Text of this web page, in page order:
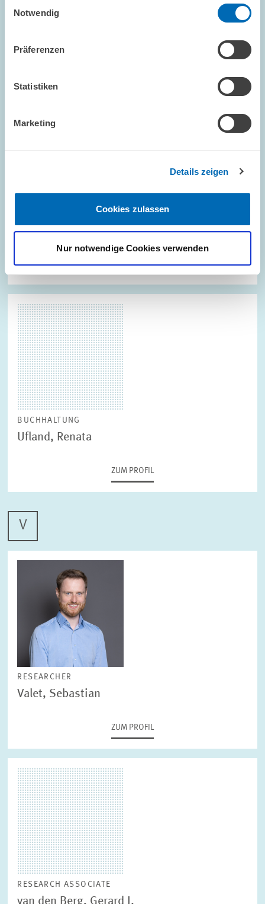
Notwendig
Präferenzen
Statistiken
Marketing
Details zeigen
Cookies zulassen
Nur notwendige Cookies verwenden
Uctum, Kaan
ZUM PROFIL
BUCHHALTUNG
Ufland, Renata
ZUM PROFIL
V
RESEARCHER
Valet, Sebastian
ZUM PROFIL
RESEARCH ASSOCIATE
van den Berg, Gerard J.